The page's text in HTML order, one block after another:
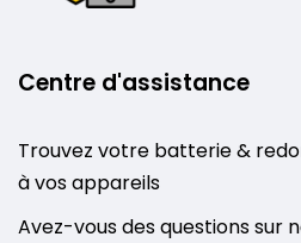
Centre d'assistance
Trouvez votre batterie &
à vos appareils
Avez-vous des questions sur